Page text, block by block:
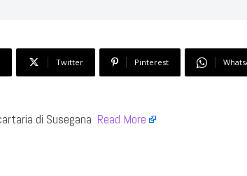
Twitter Pinterest
di Susegana Read More